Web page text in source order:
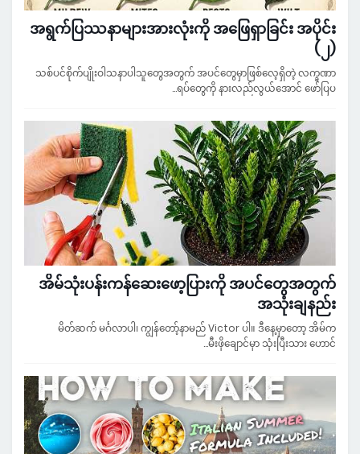
အရွက်ပြဿနာများအားလုံးကို အဖြေရှာခြင်း အပိုင်း
(၂)
သစ်ပင်စိုက်ပျိုးဝါသနာပါသူတွေအတွက် အပင်တွေမှာဖြစ်လေ့ရှိတဲ့ လက္ခဏာ
ရပ်တွေကို နားလည်လွယ်အောင် ဖော်ပြပ…
အိမ်သုံးပန်းကန်ဆေးဖော့ပြားကို အပင်တွေအတွက်
အသုံးချနည်း
မိတ်ဆက် မင်္ဂလာပါ၊ ကျွန်တော့်နာမည် Victor ပါ။ ဒီနေ့မှာတော့ အိမ်က
မီးဖိုချောင်မှာ သုံးပြီးသား ဟောင်…